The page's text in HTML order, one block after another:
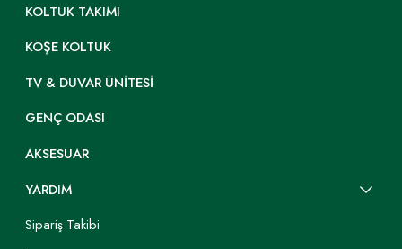
KOLTUK TAKIMI
KÖŞE KOLTUK
TV & DUVAR ÜNITESI
GENÇ ODASI
AKSESUAR
YARDIM
Sipariş Takibi